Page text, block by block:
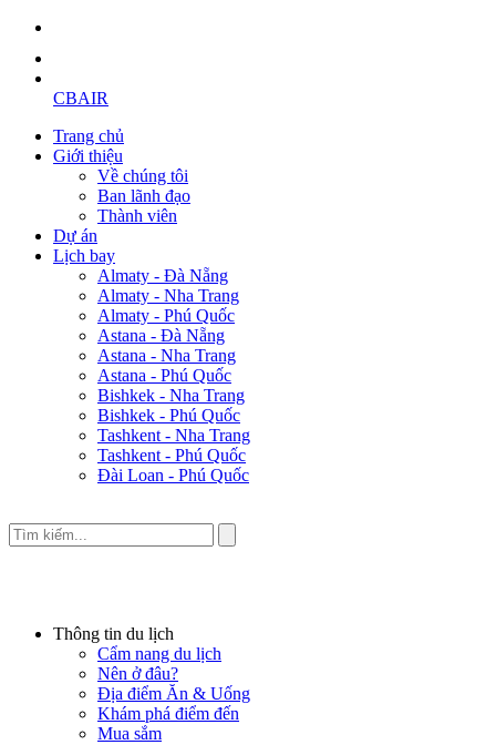
CBAIR
Trang chủ
Giới thiệu
Về chúng tôi
Ban lãnh đạo
Thành viên
Dự án
Lịch bay
Almaty - Đà Nẵng
Almaty - Nha Trang
Almaty - Phú Quốc
Astana - Đà Nẵng
Astana - Nha Trang
Astana - Phú Quốc
Bishkek - Nha Trang
Bishkek - Phú Quốc
Tashkent - Nha Trang
Tashkent - Phú Quốc
Đài Loan - Phú Quốc
Thông tin du lịch
Cẩm nang du lịch
Nên ở đâu?
Địa điểm Ăn & Uống
Khám phá điểm đến
Mua sắm